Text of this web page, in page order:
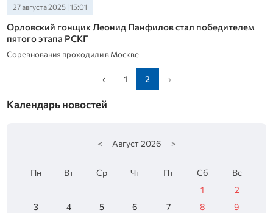
27 августа 2025 | 15:01
Орловский гонщик Леонид Панфилов стал победителем
пятого этапа РСКГ
Соревнования проходили в Москве
‹ 1 2 ›
Календарь новостей
< Август 2026 >
Пн Вт Ср Чт Пт Сб
Вс
1
2
3
4 5 6 7 8
9